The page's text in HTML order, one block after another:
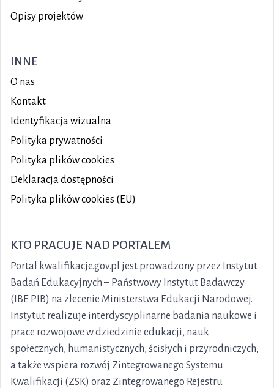
Opisy projektów
INNE
O nas
Kontakt
Identyfikacja wizualna
Polityka prywatności
Polityka plikówcookies
Deklaracja dostępności
Polityka plików cookies (EU)
KTO PRACUJE NAD PORTALEM
Portal kwalifikacje.gov.pl jest prowadzony przez Instytut
Badań Edukacyjnych – Państwowy Instytut Badawczy
(IBE PIB) na zlecenie Ministerstwa Edukacji Narodowej.
Instytut realizuje interdyscyplinarne badania naukowe i
prace rozwojowe w dziedzinie edukacji, nauk
społecznych, humanistycznych, ścisłych i przyrodniczych,
a także wspiera rozwój Zintegrowanego Systemu
Kwalifikacji (ZSK) oraz Zintegrowanego Rejestru